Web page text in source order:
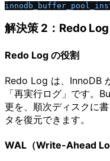
解決策 2：Redo
Redo Log の役割
Redo Log は、InnoDB
「再実行ログ」です。
更を、順次ディスクに
タを復元できます。
WAL（Write-Ahead